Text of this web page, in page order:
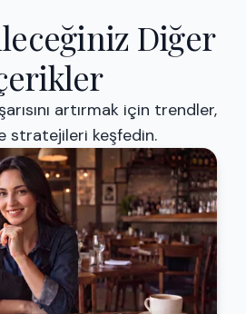
Diğer
artırmak için trendler,
stratejileri keşfedin.